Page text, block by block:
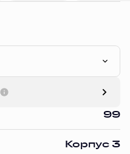
99
Корпус 3